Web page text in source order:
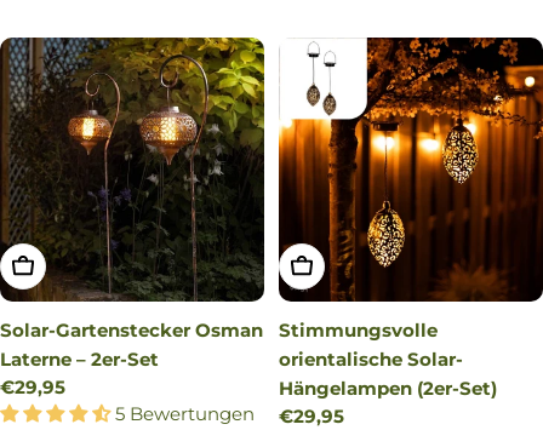
IN DEN WARENKORB LEGEN
Solar-Gartenstecker Osman
Laterne – 2er-Set
Regulärer
Preis
€29,95
5 Bewertungen
IN DEN WARENKORB
Stimmungsvolle
orientalische Solar-
Hängelampen (2er-Set)
Regulärer
€29,95